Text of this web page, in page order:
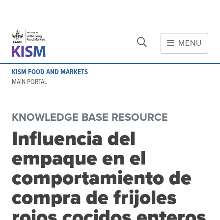
Skip to main content
MENU
KISM FOOD AND MARKETS
MAIN PORTAL
Initiative
Initiative's website
Global value chains
Domestic food value chains
Cross-value chain services
Community of Practice
KNOWLEDGE BASE RESOURCE
Influencia del
empaque en el
comportamiento de
compra de frijoles